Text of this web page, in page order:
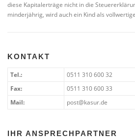
diese Kapitalerträge nicht in die
minderjährig, wird auch ein Kind als
KONTAKT
Tel.:
0511 310 600 32
Fax:
0511 310 600 33
Mail:
post@kasur.de
IHR ANSPRECHPARTNER